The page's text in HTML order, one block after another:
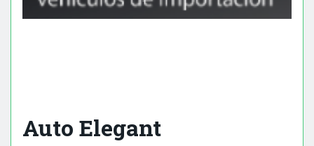
Auto Elegant